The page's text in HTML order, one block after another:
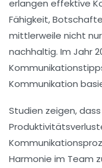
erlangen effektive
Fähigkeit,
mittlerweile nicht
nachhaltig. Im Jahr
Kommunikation
Studien zeigen,
Harmonie im Team